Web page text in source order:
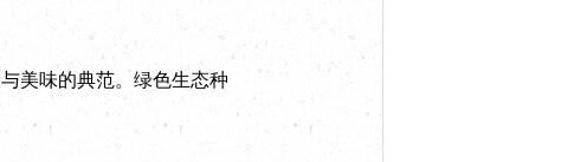
美味的典范。绿色生态种